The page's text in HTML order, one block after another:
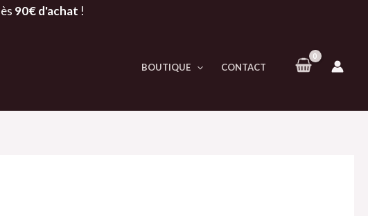
90€ d'achat !
BOUTIQUE CONTACT